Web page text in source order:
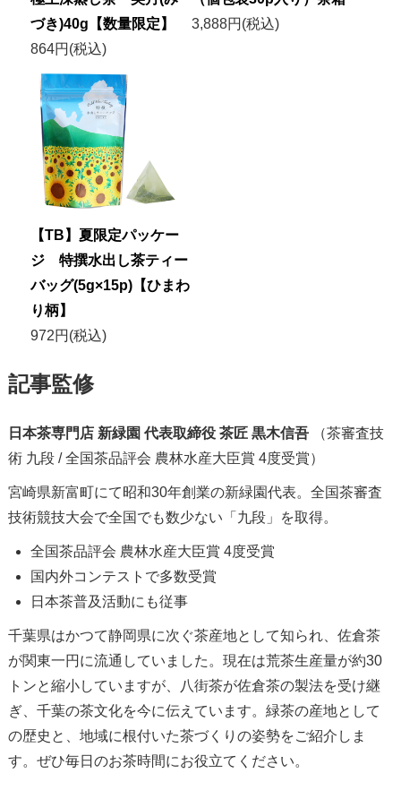
づき)40g【数量限定】
864円(税込)
3,888円(税込)
【TB】夏限定パッケー
ジ 特撰水出し茶ティー
バッグ(5g×15p)【ひまわ
り柄】
972円(税込)
記事監修
日本茶専門店 新緑園 代表取締役 茶匠 黒木信吾（茶審査技
術 九段 / 全国茶品評会 農林水産大臣賞 4度受賞）
宮崎県新富町にて昭和30年創業の新緑園代表。全国茶審査
技術競技大会で全国でも数少ない「九段」を取得。
全国茶品評会 農林水産大臣賞 4度受賞
国内外コンテストで多数受賞
日本茶普及活動にも従事
千葉県はかつて静岡県に次ぐ茶産地として知られ、佐倉茶
が関東一円に流通していました。現在は荒茶生産量が約30
トンと縮小していますが、八街茶が佐倉茶の製法を受け継
ぎ、千葉の茶文化を今に伝えています。緑茶の産地として
の歴史と、地域に根付いた茶づくりの姿勢をご紹介しま
す。ぜひ毎日のお茶時間にお役立てください。